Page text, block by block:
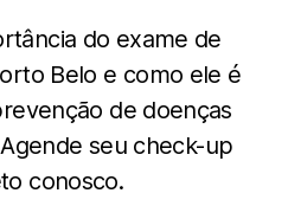
do exame de
Belo e como ele é
de doenças
seu check-up
conosco.